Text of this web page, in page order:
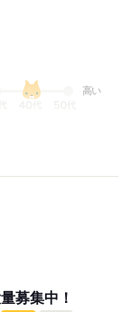
高い
募集中！